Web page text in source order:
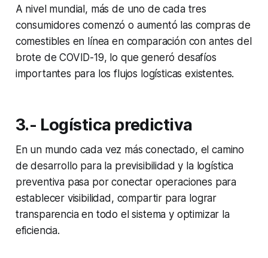
A nivel mundial, más de uno de cada tres
consumidores comenzó o aumentó las compras de
comestibles en línea en comparación con antes del
brote de COVID-19, lo que generó desafíos
importantes para los flujos logísticas existentes.
3.- Logística predictiva
En un mundo cada vez más conectado, el camino
de desarrollo para la previsibilidad y la logística
preventiva pasa por conectar operaciones para
establecer visibilidad, compartir para lograr
transparencia en todo el sistema y optimizar la
eficiencia.